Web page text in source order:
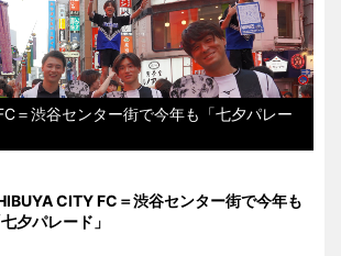
＝渋谷センター街で今年も「七夕パレー
CITY FC＝渋谷センター街で今年も
七夕パレード」